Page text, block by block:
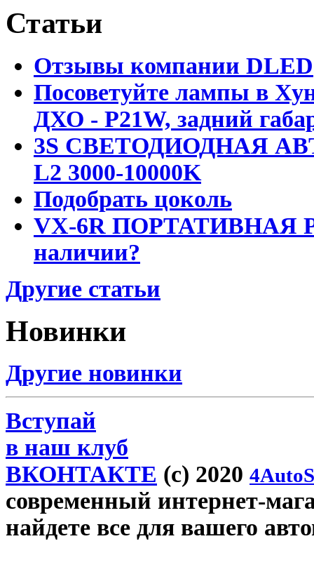
Статьи
Отзывы компании DLED
Посоветуйте лампы в
ДХО - P21W, задний
3S СВЕТОДИОДНАЯ
L2 3000-10000K
Подобрать цоколь
VX-6R ПОРТАТИВНАЯ
наличии?
Другие статьи
Новинки
Другие новинки
Вступай
в наш клуб
ВКОНТАКТЕ (c) 2020
современный интернет-
найдете все для вашего